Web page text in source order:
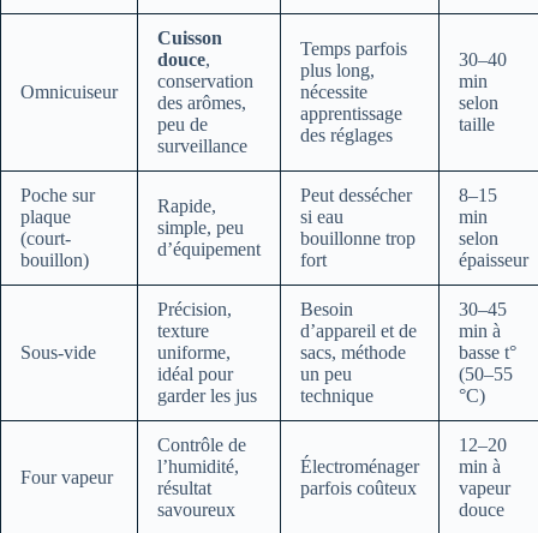
Omnicuiseur
Cuisson
douce,
conservation
des arômes,
peu de
surveillance
Temps parfois
plus long,
nécessite
apprentissage
des réglages
30–40
min
selon
taille
Poche sur
plaque
(court-
bouillon)
Rapide,
simple, peu
d’équipement
Peut dessécher
si eau
bouillonne trop
fort
8–15
min
selon
épaisseur
Sous-vide
Précision,
texture
uniforme,
idéal pour
garder les jus
Besoin
d’appareil et de
sacs, méthode
un peu
technique
30–45
min à
basse t°
(50–55
°C)
Four vapeur
Contrôle de
l’humidité,
résultat
savoureux
Électroménager
parfois coûteux
12–20
min à
vapeur
douce